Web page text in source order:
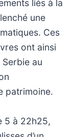
liés à la
une
Ces
ont ainsi
au
patrimoine.
5 à 22h25,